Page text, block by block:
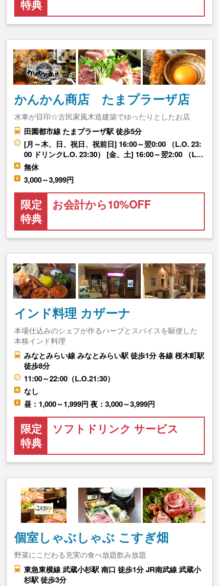
特典
かんかん商店 たまプラーザ店
水車が目印☆古民家風木造建築でゆったりとしたお店
田園都市線 たまプラーザ駅 徒歩5分
[月～木、日、祝日、祝前日] 16:00～翌0:00 （L.O. 23:
00 ドリンクL.O. 23:30） [金、土] 16:00～翌2:00 （L…
無休
3,000～3,999円
限定
特典
お会計から10%OFF
インド料理 カザーナ
本場仕込みのシェフが作るハーブとスパイスを駆使した
本格インド料理
みなとみらい線 みなとみらい駅 徒歩1分 各線 桜木町駅
徒歩8分
11:00～22:00（L.O.21:30）
なし
昼：1,000～1,999円 夜：3,000～3,999円
限定
特典
ソフトドリンク サービス
個室しゃぶしゃぶ こすぎ畑
野菜にこだわる充実の食べ放題飲み放題
東急東横線 武蔵小杉駅 南口 徒歩1分 JR南武線 武蔵小
杉駅 徒歩3分